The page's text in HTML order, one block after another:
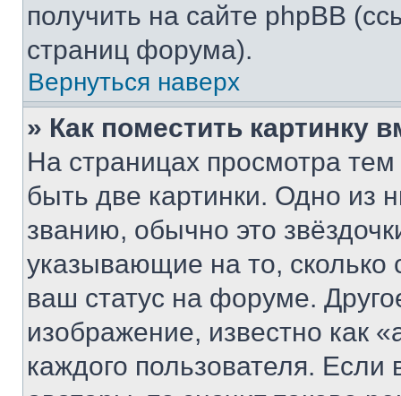
получить на сайте phpBB
страниц форума).
Вернуться наверх
» Как поместить картинку
На страницах просмотра
быть две картинки. Одно из
званию, обычно это
указывающие на то,
ваш статус на форуме.
изображение, известно как
каждого пользователя.